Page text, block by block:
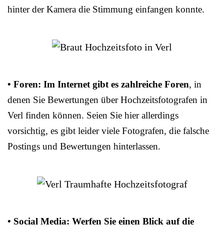
hinter der Kamera die Stimmung einfangen konnte.
• Foren: Im Internet gibt es zahlreiche Foren, in
denen Sie Bewertungen über Hochzeitsfotografen in
Verl finden können. Seien Sie hier allerdings
vorsichtig, es gibt leider viele Fotografen, die falsche
Postings und Bewertungen hinterlassen.
• Social Media: Werfen Sie einen Blick auf die